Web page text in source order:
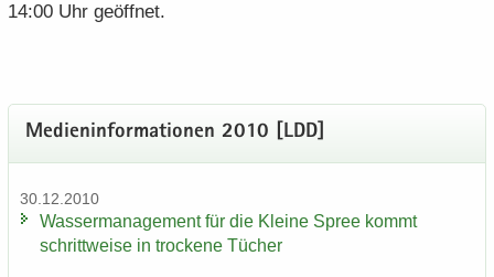
14:00 Uhr ge­öff­net.
Me­di­en­in­for­ma­tio­nen 2010 [LDD]
30.12.2010
Was­ser­ma­nage­ment für die Klei­ne Spree kommt
schritt­wei­se in tro­cke­ne Tü­cher